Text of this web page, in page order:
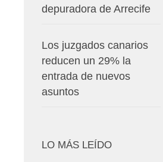
depuradora de Arrecife
Los juzgados canarios
reducen un 29% la
entrada de nuevos
asuntos
LO MÁS LEÍDO